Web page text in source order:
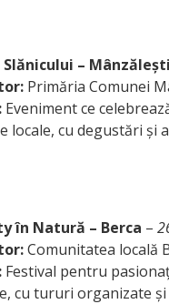
– Mânzălești
Primăria Comunei
Eveniment ce
locale, cu degustări și
în Natură – Berca –
Comunitatea locală
Festival pentru
cu tururi organizate și